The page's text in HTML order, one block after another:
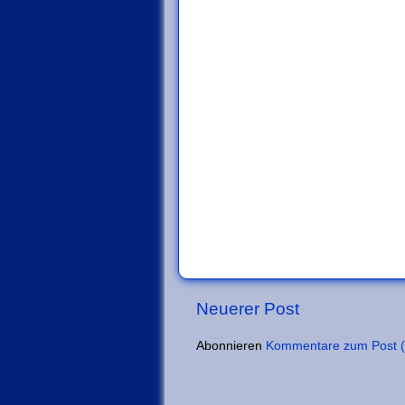
Neuerer Post
Abonnieren Kommentare zum Post